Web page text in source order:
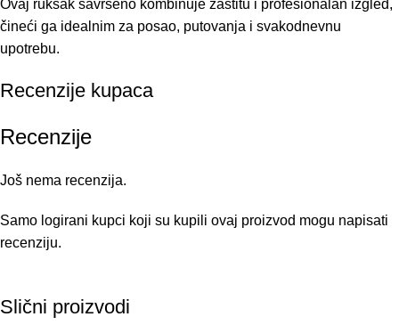
Ovaj ruksak savršeno kombinuje zaštitu i profesionalan izgled,
čineći ga idealnim za posao, putovanja i svakodnevnu
upotrebu.
Recenzije kupaca
Recenzije
Još nema recenzija.
Samo logirani kupci koji su kupili ovaj proizvod mogu napisati
recenziju.
Slični proizvodi